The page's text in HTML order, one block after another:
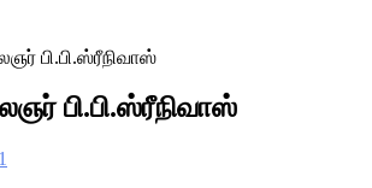
பி.பி.ஸ்ரீநிவாஸ்
பி.பி.ஸ்ரீநிவாஸ்
1